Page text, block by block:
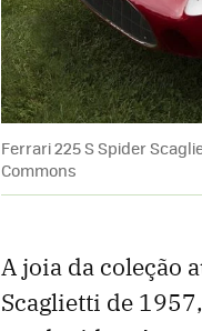
Ferrari 225 S Spider
Commons
A joia da coleção
Scaglietti de